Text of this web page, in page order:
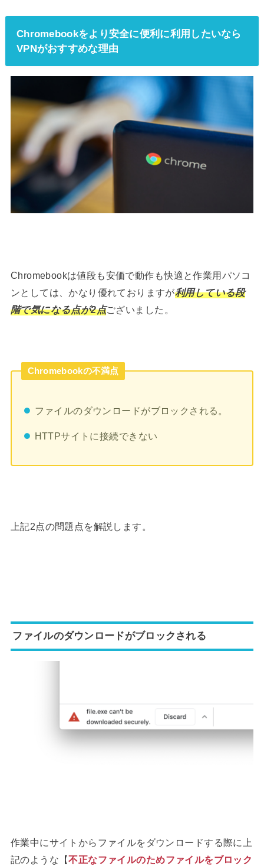
Chromebookをより安全に便利に利用したいなら
VPNがおすすめな理由
Chromebookは値段も安価で動作も快適と作業用パソコ
ンとしては、かなり優れておりますが利用している段
階で気になる点が2点ございました。
Chromebookの不満点
ファイルのダウンロードがブロックされる。
HTTPサイトに接続できない
上記2点の問題点を解説します。
ファイルのダウンロードがブロックされる
作業中にサイトからファイルをダウンロードする際に上
記のような【不正なファイルのためファイルをブロック